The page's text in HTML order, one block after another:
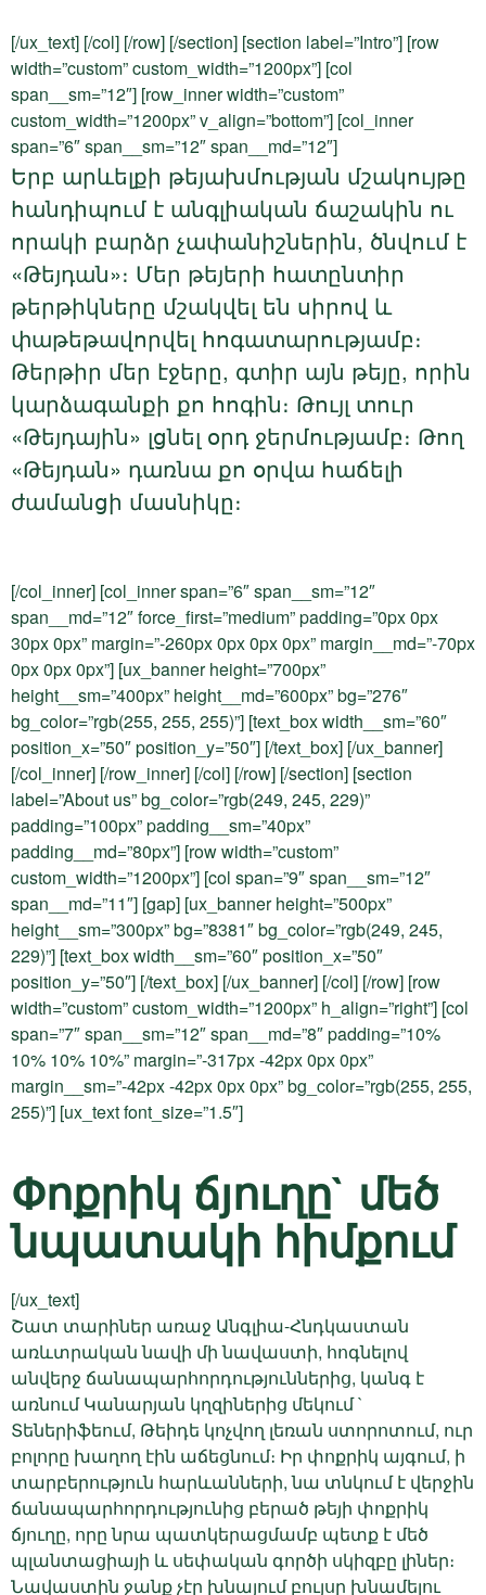
[/ux_text] [/col] [/row] [/section] [section label=”Intro”] [row
width=”custom” custom_width=”1200px”] [col
span__sm=”12″] [row_inner width=”custom”
custom_width=”1200px” v_align=”bottom”] [col_inner
span=”6″ span__sm=”12″ span__md=”12″]
Երբ արևելքի թեյախմության մշակույթը
հանդիպում է անգլիական ճաշակին ու
որակի բարձր չափանիշներին, ծնվում է
«Թեյդան»։ Մեր թեյերի հատընտիր
թերթիկները մշակվել են սիրով և
փաթեթավորվել հոգատարությամբ։
Թերթիր մեր էջերը, գտիր այն թեյը, որին
կարձագանքի քո հոգին։ Թույլ տուր
«Թեյդային» լցնել օրդ ջերմությամբ։ Թող
«Թեյդան» դառնա քո օրվա հաճելի
ժամանցի մասնիկը։
[/col_inner] [col_inner span=”6″ span__sm=”12″
span__md=”12″ force_first=”medium” padding=”0px 0px
30px 0px” margin=”-260px 0px 0px 0px” margin__md=”-70px
0px 0px 0px”] [ux_banner height=”700px”
height__sm=”400px” height__md=”600px” bg=”276″
bg_color=”rgb(255, 255, 255)”] [text_box width__sm=”60″
position_x=”50″ position_y=”50″] [/text_box] [/ux_banner]
[/col_inner] [/row_inner] [/col] [/row] [/section] [section
label=”About us” bg_color=”rgb(249, 245, 229)”
padding=”100px” padding__sm=”40px”
padding__md=”80px”] [row width=”custom”
custom_width=”1200px”] [col span=”9″ span__sm=”12″
span__md=”11″] [gap] [ux_banner height=”500px”
height__sm=”300px” bg=”8381″ bg_color=”rgb(249, 245,
229)”] [text_box width__sm=”60″ position_x=”50″
position_y=”50″] [/text_box] [/ux_banner] [/col] [/row] [row
width=”custom” custom_width=”1200px” h_align=”right”] [col
span=”7″ span__sm=”12″ span__md=”8″ padding=”10%
10% 10% 10%” margin=”-317px -42px 0px 0px”
margin__sm=”-42px -42px 0px 0px” bg_color=”rgb(255, 255,
255)”] [ux_text font_size=”1.5″]
Փոքրիկ ճյուղը` մեծ
նպատակի հիմքում
[/ux_text]
Շատ տարիներ առաջ Անգլիա-Հնդկաստան
առևտրական նավի մի նավաստի, հոգնելով
անվերջ ճանապարհորդություններից, կանգ է
առնում Կանարյան կղզիներից մեկում `
Տեներիֆեում, Թեիդե կոչվող լեռան ստորոտում, ուր
բոլորը խաղող էին աճեցնում։ Իր փոքրիկ այգում, ի
տարբերություն հարևանների, նա տնկում է վերջին
ճանապարհորդությունից բերած թեյի փոքրիկ
ճյուղը, որը նրա պատկերացմամբ պետք է մեծ
պլանտացիայի և սեփական գործի սկիզբը լիներ։
Նավաստին ջանք չէր խնայում բույսը խնամելու